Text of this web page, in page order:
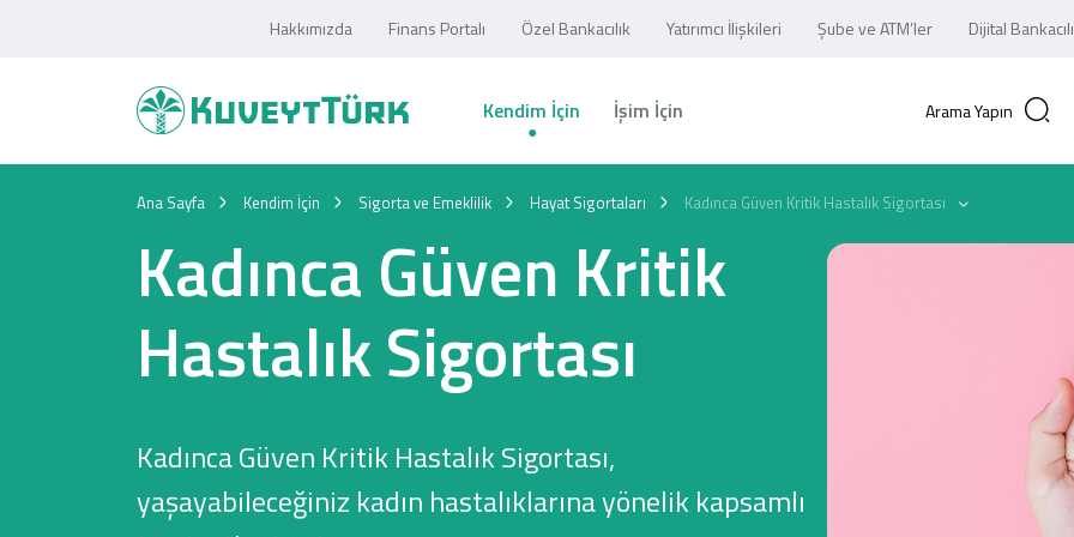
Hakkımızda Finans Portalı Özel Bankacılık Yatırımcı İlişkileri Şube ve ATM’ler Dijital
Kendim İçin İşim İçin Arama Yapın
Ana Sayfa Kendim İçin Sigorta ve Emeklilik Hayat Sigortaları Kadınca Güven Kritik Hastalık Sigortası
Kadınca Güven Kritik
Hastalık Sigortası
Kadınca Güven Kritik Hastalık Sigortası,
yaşayabileceğiniz kadın hastalıklarına yönelik kapsamlı